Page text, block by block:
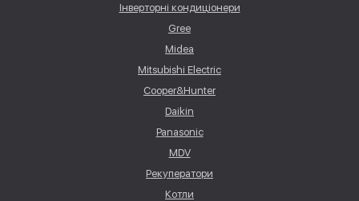
Інверторні кондиціонери
Gree
Midea
Mitsubishi Electric
Cooper&Hunter
Daikin
Panasonic
MDV
Рекуператори
Котли